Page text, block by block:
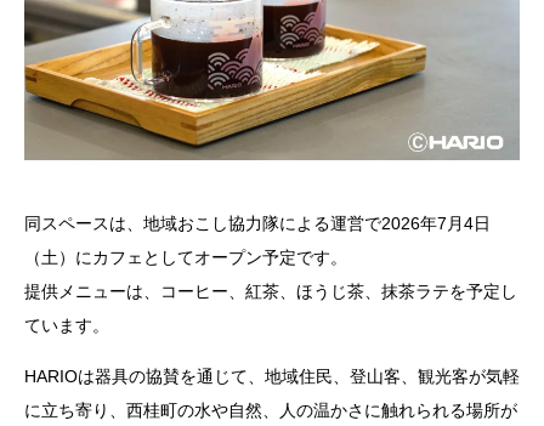
同スペースは、地域おこし協力隊による運営で2026年7月4日
（土）にカフェとしてオープン予定です。
提供メニューは、コーヒー、紅茶、ほうじ茶、抹茶ラテを予定し
ています。
HARIOは器具の協賛を通じて、地域住民、登山客、観光客が気軽
に立ち寄り、西桂町の水や自然、人の温かさに触れられる場所が